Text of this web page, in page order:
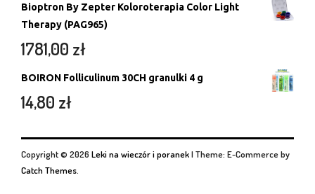
Bioptron By Zepter Koloroterapia Color Light
Therapy (PAG965)
1781,00 zł
BOIRON Folliculinum 30CH granulki 4 g
14,80 zł
Copyright © 2026 Leki na wieczór i poranek| Theme: E-Commerce by
Catch Themes